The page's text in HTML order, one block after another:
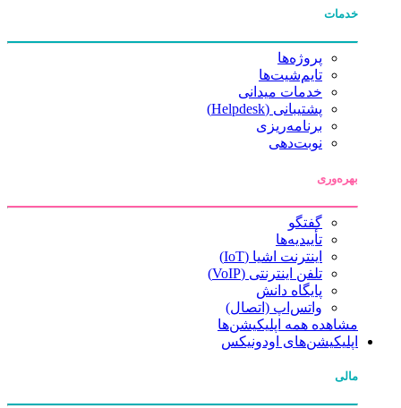
خدمات
پروژه‌ها
تایم‌شیت‌ها
خدمات میدانی
پشتیبانی (Helpdesk)
برنامه‌ریزی
نوبت‌دهی
بهره‌وری
گفتگو
تأییدیه‌ها
اینترنت اشیا (IoT)
تلفن اینترنتی (VoIP)
پایگاه دانش
واتس‌اپ (اتصال)
مشاهده همه اپلیکیشن‌ها
اپلیکیشن‌های اودونیکس
مالی